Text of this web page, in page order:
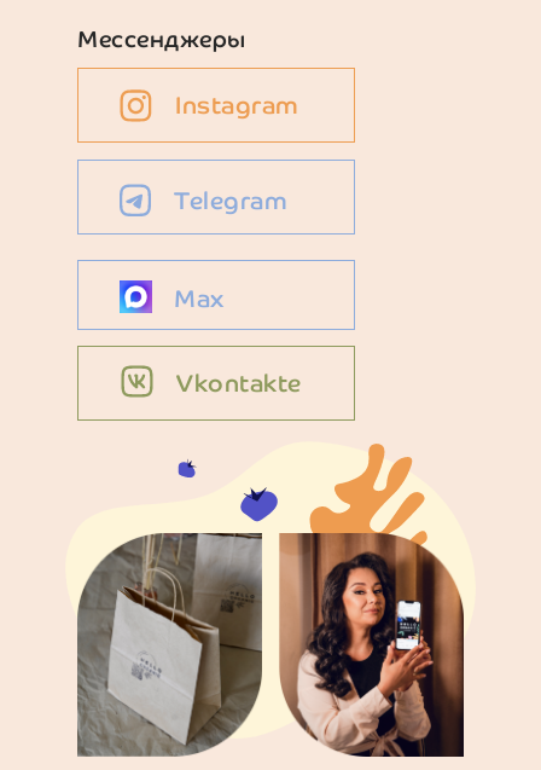
Instagram
Telegram
Max
Vkontakte
Мессенджеры